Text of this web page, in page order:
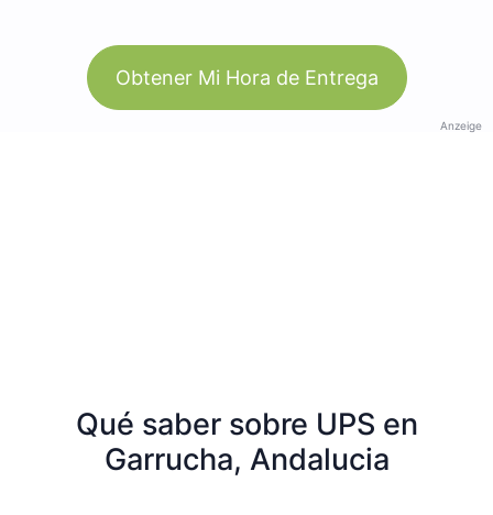
Obtener Mi Hora de Entrega
Anzeige
Qué saber sobre UPS en
Garrucha, Andalucia